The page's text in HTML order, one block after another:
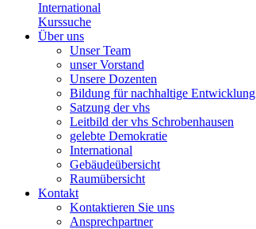
International
Kurssuche
Über uns
Unser Team
unser Vorstand
Unsere Dozenten
Bildung für nachhaltige Entwicklung
Satzung der vhs
Leitbild der vhs Schrobenhausen
gelebte Demokratie
International
Gebäudeübersicht
Raumübersicht
Kontakt
Kontaktieren Sie uns
Ansprechpartner